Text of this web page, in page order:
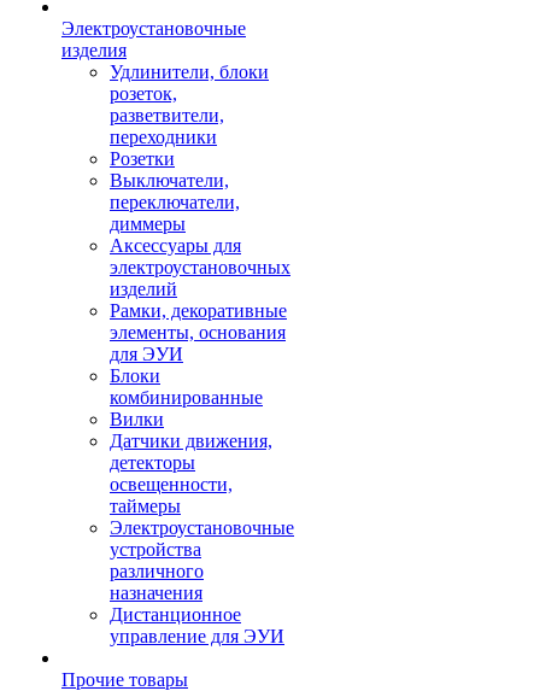
Электроустановочные
изделия
Удлинители, блоки
розеток,
разветвители,
переходники
Розетки
Выключатели,
переключатели,
диммеры
Аксессуары для
электроустановочных
изделий
Рамки, декоративные
элементы, основания
для ЭУИ
Блоки
комбинированные
Вилки
Датчики движения,
детекторы
освещенности,
таймеры
Электроустановочные
устройства
различного
назначения
Дистанционное
управление для ЭУИ
Прочие товары